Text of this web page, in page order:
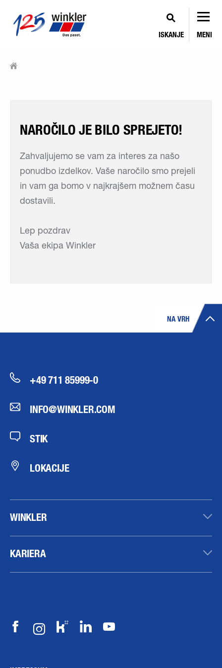
ISKANJE MENI
NAROČILO JE BILO SPREJETO!
Zahvaljujemo se vam za interes za našo
ponudbo izdelkov. Vaše naročilo smo prejeli
in vam ga bomo v najkrajšem možnem času
dostavili.
Lep pozdrav
Vaša ekipa Winkler
NA VRH
+49 711 85999-0
INFO@WINKLER.COM
STIK
LOKACIJE
WINKLER
KARIERA